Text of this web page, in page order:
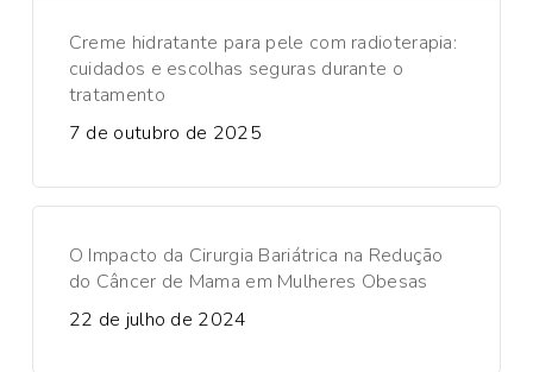
Creme hidratante para pele com radioterapia:
cuidados e escolhas seguras durante o
tratamento
7 de outubro de 2025
O Impacto da Cirurgia Bariátrica na Redução
do Câncer de Mama em Mulheres Obesas
22 de julho de 2024